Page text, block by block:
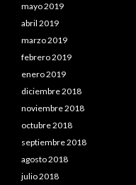
mayo 2019
abril 2019
marzo 2019
febrero 2019
enero 2019
diciembre 2018
noviembre 2018
octubre 2018
septiembre 2018
agosto 2018
julio 2018